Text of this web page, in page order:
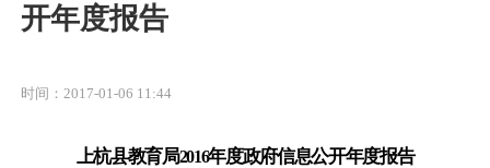
开年度报告
时间：2017-01-06 11:44
上杭县教育局2016年度政府信息公开年度报告